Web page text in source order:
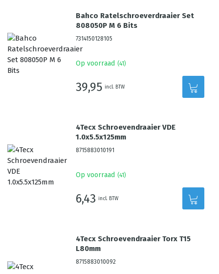
Bahco Ratelschroeverdraaier Set
808050P M 6 Bits
7314150128105
Op voorraad (41 )
39,95 incl. BTW
4Tecx Schroevendraaier VDE
1.0x5.5x125mm
8715883010191
Op voorraad (41 )
6,43 incl. BTW
4Tecx Schroevendraaier Torx T15
L80mm
8715883010092